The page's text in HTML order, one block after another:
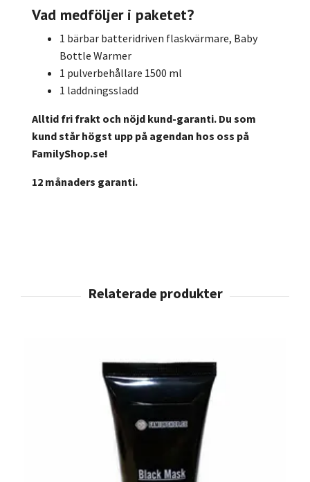
Vad medföljer i paketet?
1 bärbar batteridriven flaskvärmare, Baby
Bottle Warmer
1 pulverbehållare 1500 ml
1 laddningssladd
Alltid fri frakt och nöjd kund-garanti. Du som
kund står högst upp på agendan hos oss på
FamilyShop.se!
12 månaders garanti.